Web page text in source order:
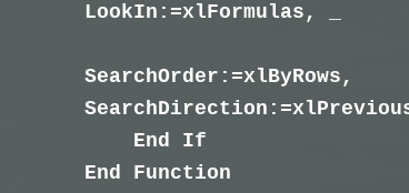
LookIn:=xlFormulas, _
SearchOrder:=xlByRows,
End If
End Function